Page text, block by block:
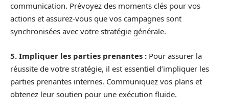
communication. Prévoyez des moments clés pour vos
actions et assurez-vous que vos campagnes sont
synchronisées avec votre stratégie générale.
5. Impliquer les parties prenantes : Pour assurer la
réussite de votre stratégie, il est essentiel d’impliquer les
parties prenantes internes. Communiquez vos plans et
obtenez leur soutien pour une exécution fluide.